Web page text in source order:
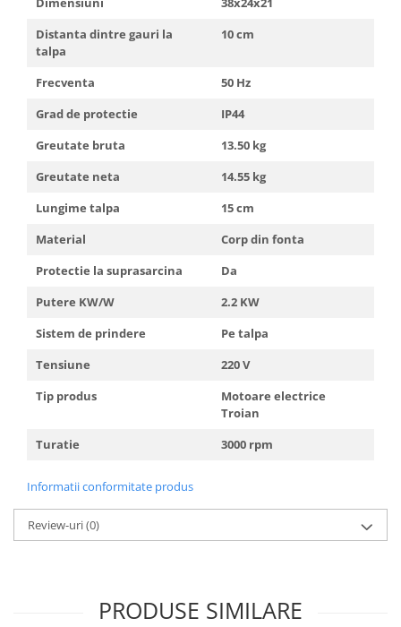
Distanta dintre gauri la
talpa
10 cm
Frecventa
50 Hz
Grad de protectie
IP44
Greutate bruta
13.50 kg
Greutate neta
14.55 kg
Lungime talpa
15 cm
Material
Corp din fonta
Protectie la suprasarcina
Da
Putere KW/W
2.2 KW
Sistem de prindere
Pe talpa
Tensiune
220 V
Tip produs
Motoare electrice
Troian
Turatie
3000 rpm
Informatii conformitate produs
Review-uri(0)
PRODUSE SIMILARE